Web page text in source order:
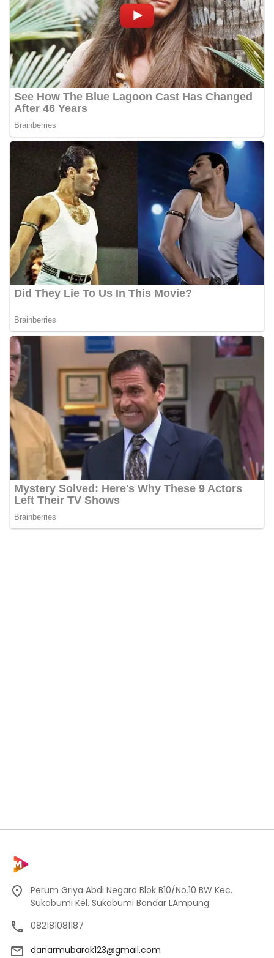
Perum Griya Abdi Negara Blok B10/No.10 BW Kec.
Sukabumi Kel. Sukabumi Bandar LAmpung
082181081187
danarmubarak123@gmail.com